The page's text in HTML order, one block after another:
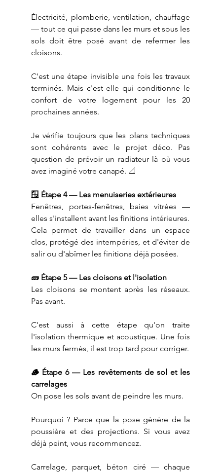
Électricité, plomberie, ventilation, chauffage
— tout ce qui passe dans les murs et sous les
sols doit être posé avant de refermer les
cloisons.
C'est une étape invisible une fois les travaux
terminés. Mais c'est elle qui conditionne le
confort de votre logement pour les 20
prochaines années.
Je vérifie toujours que les plans techniques
sont cohérents avec le projet déco. Pas
question de prévoir un radiateur là où vous
avez imaginé votre canapé. 📐
🪟 Étape 4 — Les menuiseries extérieures
Fenêtres, portes-fenêtres, baies vitrées —
elles s'installent avant les finitions intérieures.
Cela permet de travailler dans un espace
clos, protégé des intempéries, et d'éviter de
salir ou d'abîmer les finitions déjà posées.
🧱 Étape 5 — Les cloisons et l'isolation
Les cloisons se montent après les réseaux.
Pas avant.
C'est aussi à cette étape qu'on traite
l'isolation thermique et acoustique. Une fois
les murs fermés, il est trop tard pour corriger.
🪵 Étape 6 — Les revêtements de sol et les
carrelages
On pose les sols avant de peindre les murs.
Pourquoi ? Parce que la pose génère de la
poussière et des projections. Si vous avez
déjà peint, vous recommencez.
Carrelage, parquet, béton ciré — chaque